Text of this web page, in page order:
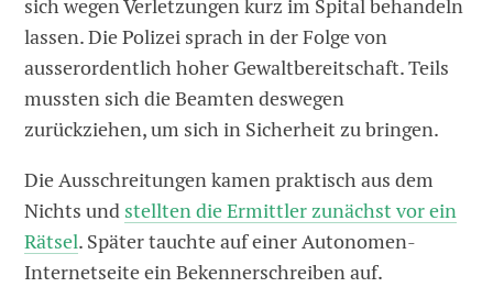
sich wegen Verletzungen kurz im Spital behandeln
lassen. Die Polizei sprach in der Folge von
ausserordentlich hoher Gewaltbereitschaft. Teils
mussten sich die Beamten deswegen
zurückziehen, um sich in Sicherheit zu bringen.
Die Ausschreitungen kamen praktisch aus dem
Nichts und stellten die Ermittler zunächst vor ein
Rätsel. Später tauchte auf einer Autonomen-
Internetseite ein Bekennerschreiben auf.